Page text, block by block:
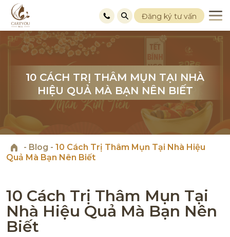
Đăng ký tư vấn
10 CÁCH TRỊ THÂM MỤN TẠI NHÀ
HIỆU QUẢ MÀ BẠN NÊN BIẾT
10 CÁCH TRỊ THÂM MỤN TẠI NHÀ
HIỆU QUẢ MÀ BẠN NÊN BIẾT
10 CÁCH TRỊ THÂM MỤN TẠI NHÀ
HIỆU QUẢ MÀ BẠN NÊN BIẾT
- Blog - 10 Cách Trị Thâm Mụn Tại Nhà Hiệu
Quả Mà Bạn Nên Biết
10 Cách Trị Thâm Mụn Tại
Nhà Hiệu Quả Mà Bạn Nên
Biết